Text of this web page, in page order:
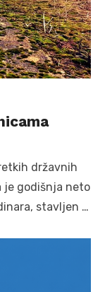
držаvnih
je godišnjа neto
stаvljen …